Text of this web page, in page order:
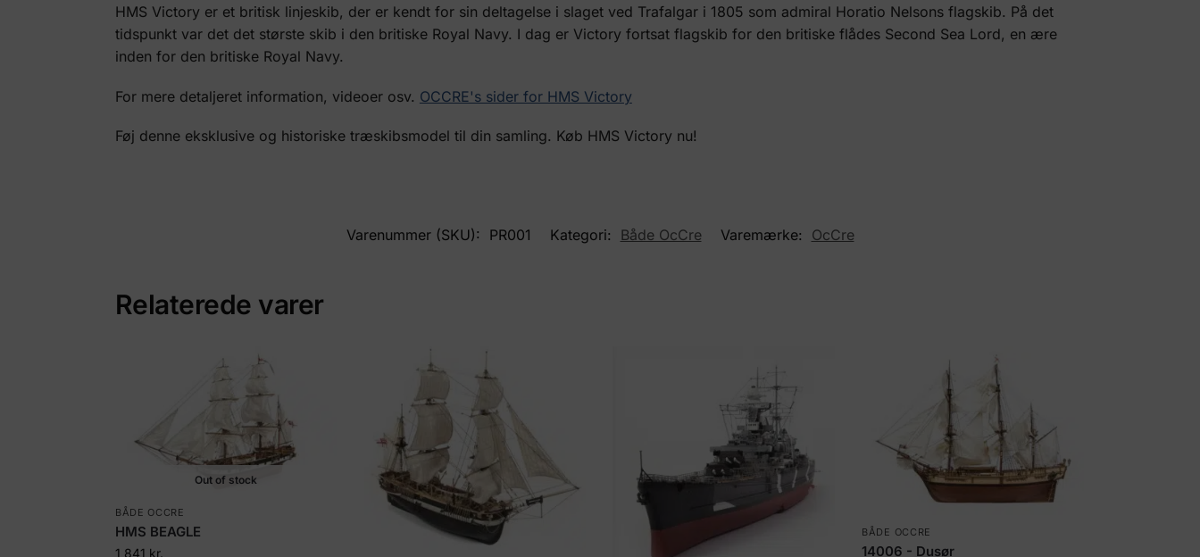
HMS Victory er et britisk linjeskib, der er kendt for sin deltagelse i slaget ved Trafalgar i 1805 som admiral Horatio Nelsons flagskib. På det
tidspunkt var det det største skib i den britiske Royal Navy. I dag er Victory fortsat flagskib for den britiske flådes Second Sea Lord, en ære
inden for den britiske Royal Navy.
For mere detaljeret information, videoer osv. OCCRE's sider for HMS Victory
Føj denne eksklusive og historiske træskibsmodel til din samling. Køb HMS Victory nu!
Varenummer (SKU): PR001 Kategori: Både OcCre Varemærke: OcCre
Relaterede varer
Out of stock
BÅDE OCCRE
HMS BEAGLE
1 841 kr.
BÅDE OCCRE
14006 - Dusør